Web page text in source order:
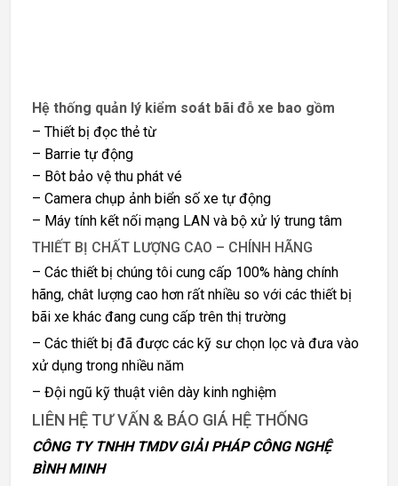
Hệ thống quản lý kiểm soát bãi đỗ xe bao gồm
– Thiết bị đọc thẻ từ
– Barrie tự động
– Bôt bảo vệ thu phát vé
– Camera chụp ảnh biển số xe tự động
– Máy tính kết nối mạng LAN và bộ xử lý trung tâm
THIẾT BỊ CHẤT LƯỢNG CAO – CHÍNH HÃNG
– Các thiết bị chúng tôi cung cấp 100% hàng chính
hãng, chât lượng cao hơn rất nhiều so với các thiết bị
bãi xe khác đang cung cấp trên thị trường
– Các thiết bị đã được các kỹ sư chọn lọc và đưa vào
xử dụng trong nhiều năm
– Đội ngũ kỹ thuật viên dày kinh nghiệm
LIÊN HỆ TƯ VẤN & BÁO GIÁ HỆ THỐNG
CÔNG TY TNHH TMDV GIẢI PHÁP CÔNG NGHỆ
BÌNH MINH